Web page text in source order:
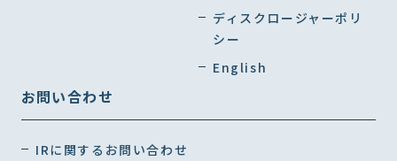
ディスクロージャーポリ
シー
English
お問い合わせ
IRに関するお問い合わせ